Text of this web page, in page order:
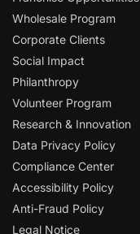
Wholesale Program
Corporate Clients
Social Impact
Philanthropy
Volunteer Program
Research & Innovation
Data Privacy Policy
Compliance Center
Accessibility Policy
Anti-Fraud Policy
Legal Notice